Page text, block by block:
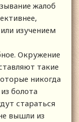
жалоб
изучением
Окружение
такие
никогда
болота
стараться
вышли из